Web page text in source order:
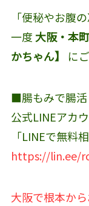
「便秘やお腹
一度大阪・本
かちゃん】
に
■腸もみで腸活
公式LINEアカ
「LINEで無料
https://lin.ee/
大阪で根本か